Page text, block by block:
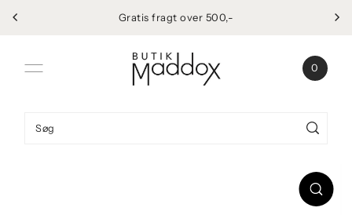
Spring til indholdGratis fragt over 500,-
0